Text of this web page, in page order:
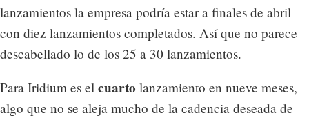
lanzamientos la empresa podría estar a finales de abril
con diez lanzamientos completados. Así que no parece
descabellado lo de los 25 a 30 lanzamientos.
Para Iridium es el cuarto lanzamiento en nueve meses,
algo que no se aleja mucho de la cadencia deseada de